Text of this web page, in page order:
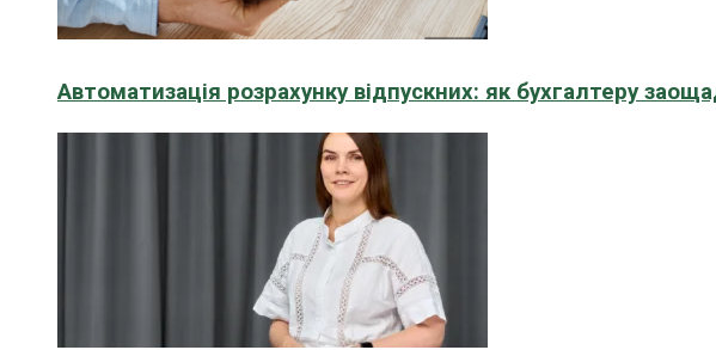
Автоматизація розрахунку відпускних: як бухгалтеру